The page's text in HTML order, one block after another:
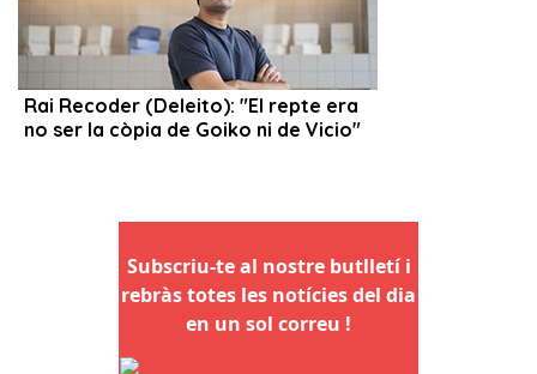
Subscriu-te al nostre butlletí i
rebràs totes les notícies del dia
en un sol correu !